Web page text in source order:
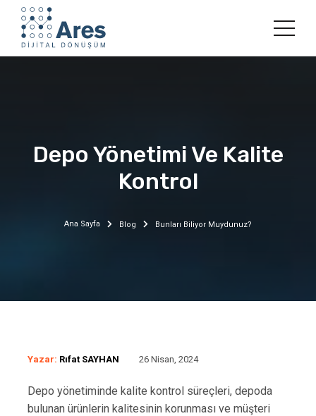
Depo Yönetimi Ve Kalite
Kontrol
Ana Sayfa Blog Bunları Biliyor Muydunuz?
Yazar: Rıfat SAYHAN 26 Nisan, 2024
Depo yönetiminde kalite kontrol süreçleri, depoda
bulunan ürünlerin kalitesinin korunması ve müşteri